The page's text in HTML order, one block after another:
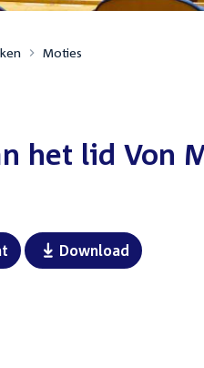
Moties
het lid Von
Download